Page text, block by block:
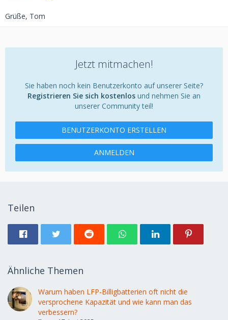
Grüße, Tom
Jetzt mitmachen!
Sie haben noch kein Benutzerkonto auf unserer Seite?
Registrieren Sie sich kostenlos und nehmen Sie an
unserer Community teil!
BENUTZERKONTO ERSTELLEN
ANMELDEN
Teilen
Ähnliche Themen
Warum haben LFP-Billigbatterien oft nicht die
versprochene Kapazität und wie kann man das
verbessern?